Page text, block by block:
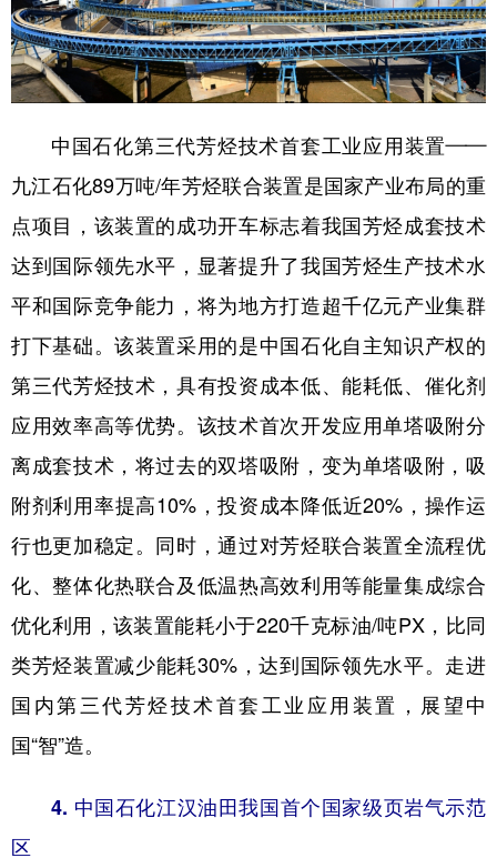
中国石化第三代芳烃技术首套工业应用装置——
九江石化89万吨/年芳烃联合装置是国家产业布局的重
点项目，该装置的成功开车标志着我国芳烃成套技术
达到国际领先水平，显著提升了我国芳烃生产技术水
平和国际竞争能力，将为地方打造超千亿元产业集群
打下基础。该装置采用的是中国石化自主知识产权的
第三代芳烃技术，具有投资成本低、能耗低、催化剂
应用效率高等优势。该技术首次开发应用单塔吸附分
离成套技术，将过去的双塔吸附，变为单塔吸附，吸
附剂利用率提高10%，投资成本降低近20%，操作运
行也更加稳定。同时，通过对芳烃联合装置全流程优
化、整体化热联合及低温热高效利用等能量集成综合
优化利用，该装置能耗小于220千克标油/吨PX，比同
类芳烃装置减少能耗30%，达到国际领先水平。走进
国内第三代芳烃技术首套工业应用装置，展望中
国“智”造。
4. 中国石化江汉油田我国首个国家级页岩气示范
区